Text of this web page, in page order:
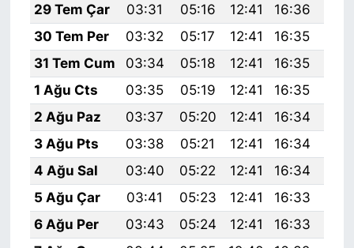
29 Tem Çar
03:31 05:16 12:41 16:36
30 Tem Per
03:32 05:17 12:41 16:35
31 Tem Cum
03:34 05:18 12:41 16:35
1 Ağu Cts
03:35 05:19 12:41 16:35
2 Ağu Paz
03:37 05:20 12:41 16:34
3 Ağu Pts
03:38 05:21 12:41 16:34
4 Ağu Sal
03:40 05:22 12:41 16:34
5 Ağu Çar
03:41 05:23 12:41 16:33
6 Ağu Per
03:43 05:24 12:41 16:33